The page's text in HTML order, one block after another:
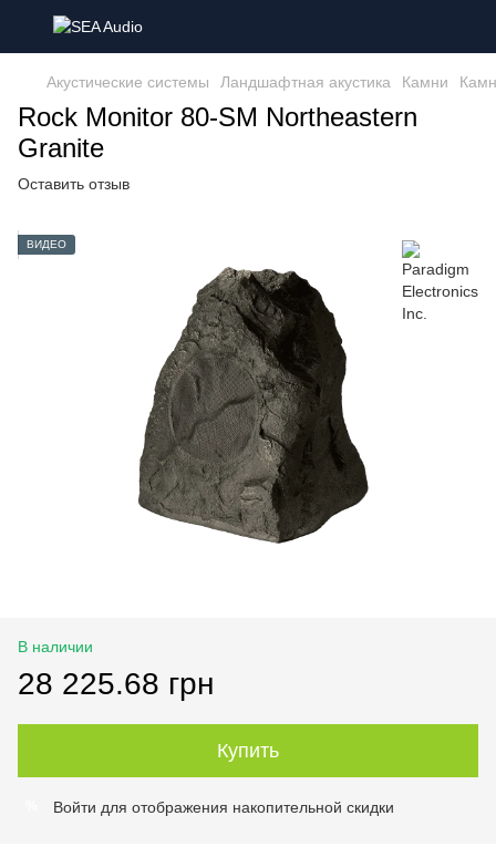
Акустические системы Ландшафтная акустика Камни
Rock Monitor 80-SM Northeastern
Granite
Оставить отзыв
ВИДЕО
В наличии
28 225.68 грн
Купить
Войти для отображения накопительной скидки